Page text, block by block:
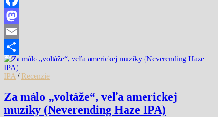
Facebook
Mastodon
Email
Share
IPA / Recenzie
Za málo „voltáže“, veľa americkej
muziky (Neverending Haze IPA)